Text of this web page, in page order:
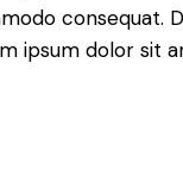
consequat.
ipsum dolor sit